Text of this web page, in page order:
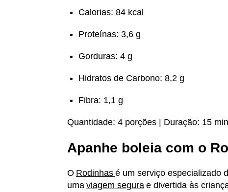
Calorias: 84 kcal
Proteínas: 3,6 g
Gorduras: 4 g
Hidratos de Carbono: 8,2 g
Fibra: 1,1 g
Quantidade: 4 porções | Duração: 15
Apanhe boleia com o
O Rodinhas é um serviço especializado
uma viagem segura e divertida às